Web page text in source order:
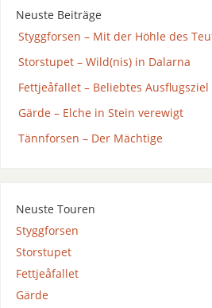
Neuste Beiträge
Styggforsen – Mit der Höhle des
Storstupet – Wild(nis) in Dalarna
Fettjeåfallet – Beliebtes
Gärde – Elche in Stein verewigt
Tännforsen – Der Mächtige
Neuste Touren
Styggforsen
Storstupet
Fettjeåfallet
Gärde